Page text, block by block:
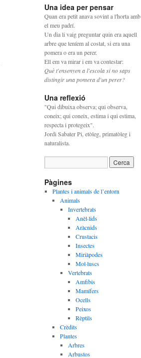
Una idea per pensar
Quan era petit anava sovint a l'horta amb
el meu padrí.
Un dia li vaig preguntar quin era aquell
arbre que teníem al costat, si era una
pomera o era un perer.
Ell em va mirar i em va contestar:
Què t'ensenyen a l'escola si no saps
distingir una pomera d'un perer?
Una reflexió
"Qui dibuixa observa; qui observa,
coneix; qui coneix, estima i qui estima,
respecta i protegeix".
Jordi Sabater Pi, etòleg, primatòleg i
naturalista.
Pàgines
Plantes i animals de l’entorn
Animals
Invertebrats
Anèl·lids
Aràcnids
Crustacis
Insectes
Miriàpodes
Mol·luscs
Vertebrats
Amfibis
Mamífers
Ocells
Peixos
Rèptils
Crèdits
Plantes
Arbres
Arbustos